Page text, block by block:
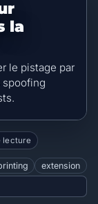
la
le pistage par
spoofing
lecture
extension